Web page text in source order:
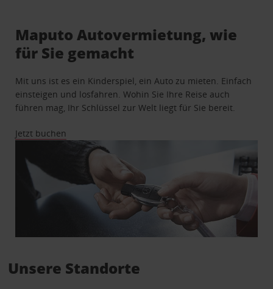
Maputo Autovermietung, wie
für Sie gemacht
Mit uns ist es ein Kinderspiel, ein Auto zu mieten. Einfach
einsteigen und losfahren. Wohin Sie Ihre Reise auch
führen mag, Ihr Schlüssel zur Welt liegt für Sie bereit.
Jetzt buchen
Unsere Standorte